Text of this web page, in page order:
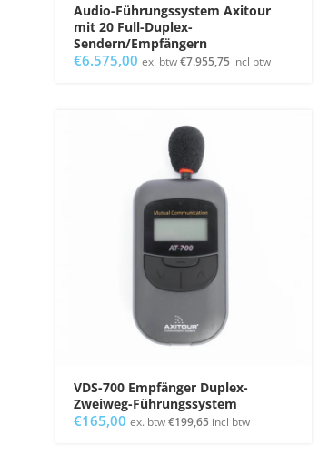
Audio-Führungssystem Axitour
mit 20 Full-Duplex-
Sendern/Empfängern
€6.575,00 ex. btw€7.955,75 incl btw
VDS-700 Empfänger Duplex-
Zweiweg-Führungssystem
€165,00 ex. btw€199,65 incl btw